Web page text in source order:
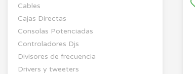
Cables
Cajas Directas
Consolas Potenciadas
Controladores Djs
Divisores de frecuencia
Drivers y tweeters